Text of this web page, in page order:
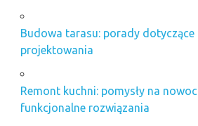
Budowa tarasu: porady dotyczące
projektowania
Remont kuchni: pomysły na
funkcjonalne rozwiązania